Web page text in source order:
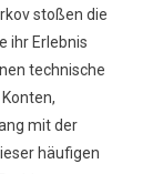
stoßen die
ihr Erlebnis
technische
mit der
häufigen